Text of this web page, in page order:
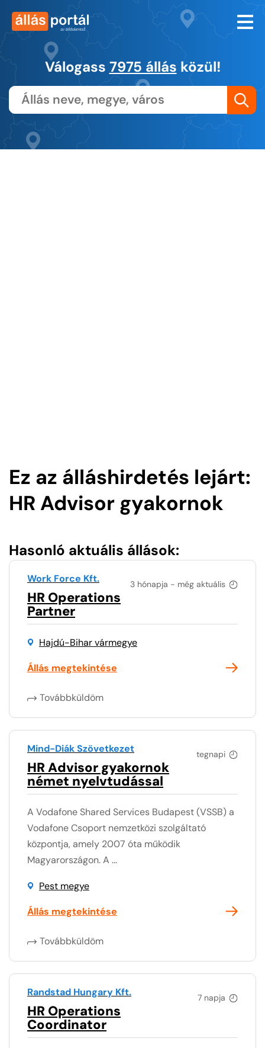
Válogass 7975 állás közül!
Ez az álláshirdetés lejárt:
HR Advisor gyakornok
Hasonló aktuális állások:
3 hónapja - még aktuális
Work Force Kft.
HR Operations
Partner
Hajdú-Bihar vármegye
Állás megtekintése
Továbbküldöm
tegnapi
Mind-Diák Szövetkezet
HR Advisor gyakornok
német nyelvtudással
A Vodafone Shared Services Budapest (VSSB) a
Vodafone Csoport nemzetközi szolgáltató
központja, amely 2007 óta működik
Magyarországon. A ...
Pest megye
Állás megtekintése
Továbbküldöm
7 napja
Randstad Hungary Kft.
HR Operations
Coordinator